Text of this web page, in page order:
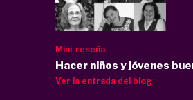
Mini-reseña
Hacer niños y jóvenes
Ver la entrada del blog